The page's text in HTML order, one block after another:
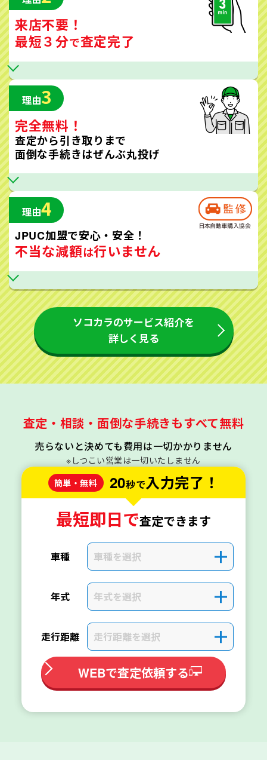
来店不要！
最短３分で査定完了
理由3
完全無料！
査定から引き取りまで
面倒な手続きはぜんぶ丸投げ
理由4
JPUC加盟で安心・安全！
不当な減額は行いません
ソコカラのサービス紹介を
詳しく見る
査定・相談・面倒な手続きもすべて無料
売らないと決めても費用は一切かかりません
※しつこい営業は一切いたしません
簡単・無料
20秒で入力完了！
最短即日で査定できます
車種 車種を選択 ＋
年式 年式を選択 ＋
走行距離 走行距離を選択 ＋
WEBで査定依頼する